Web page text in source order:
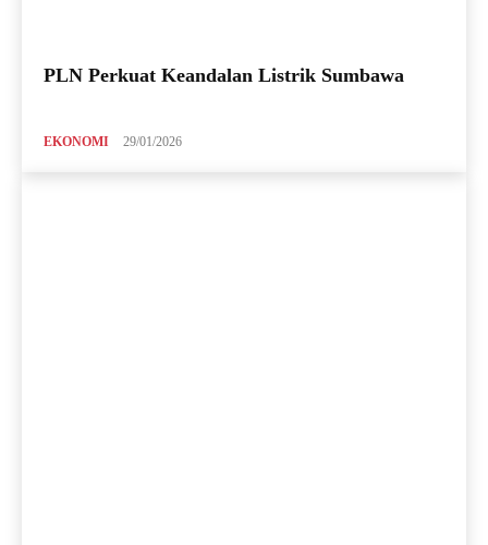
PLN Perkuat Keandalan Listrik Sumbawa
EKONOMI 29/01/2026